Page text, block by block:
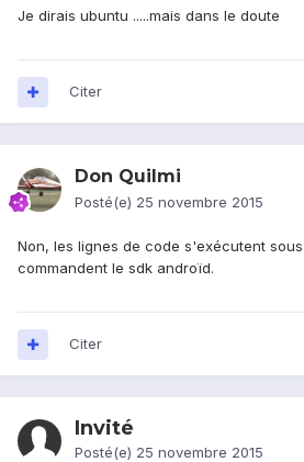
Je dirais ubuntu .....mais dans le doute
Citer
Don Quilmi
Posté(e) 25 novembre 2015
Non, les lignes de code s'exécutent
commandent le sdk androïd.
Citer
Invité
Posté(e) 25 novembre 2015